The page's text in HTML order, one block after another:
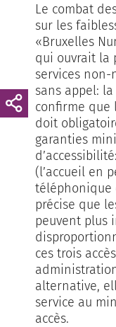
Le combat
sur les
«Bruxelles
qui ouvrait la
services
sans appel:
confirme que
doit
garanties
(l’accueil en
téléphonique
précise que
peuvent plus
ces trois
alternative,
service au
accès.